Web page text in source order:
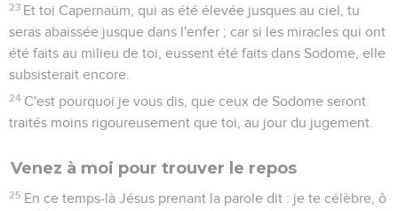
23 Et toi Capernaüm, qui as été élevée jusques au ciel, tu
seras abaissée jusque dans l'enfer ; car si les miracles qui ont
été faits au milieu de toi, eussent été faits dans Sodome, elle
subsisterait encore.
24 C'est pourquoi je vous dis, que ceux de Sodome seront
traités moins rigoureusement que toi, au jour du jugement.
Venez à moi pour trouver le repos
25 En ce temps-là Jésus prenant la parole dit : je te célèbre, ô